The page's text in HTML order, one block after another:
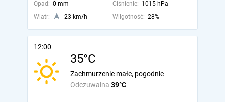
Opad: 0 mm Ciśnienie: 1015 hPa
Wiatr:
23 km/h Wilgotność: 28%
12:00
35°C
Odczuwalna 39°C
Zachmurzenie małe, pogodnie